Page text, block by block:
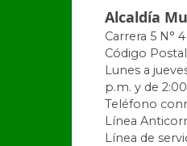
Alcaldía
Carrera 5 N°
Código
Lunes a
p.m. y de
Teléfono
Línea
Línea de